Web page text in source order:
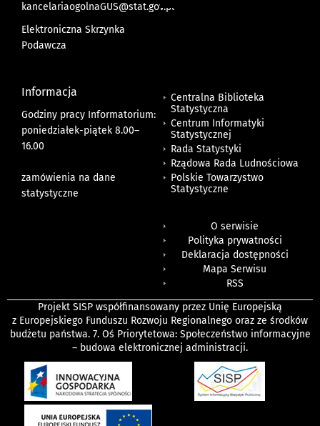
kancelariaogolnaGUS@stat.gov.pl
Elektroniczna Skrzynka
Podawcza
Informacja
Godziny pracy Informatorium:
poniedziałek-piątek 8.00–
16.00
zamówienia na dane
statystyczne
Centralna Biblioteka
Statystyczna
Centrum Informatyki
Statystycznej
Rada Statystyki
Rządowa Rada Ludnościowa
Polskie Towarzystwo
Statystyczne
O serwisie
Polityka prywatności
Deklaracja dostępności
Mapa Serwisu
RSS
Projekt SISP współfinansowany przez Unię Europejską
z Europejskiego Funduszu Rozwoju Regionalnego oraz ze środków
budżetu państwa. 7. Oś Priorytetowa: Społeczeństwo informacyjne
– budowa elektronicznej administracji.